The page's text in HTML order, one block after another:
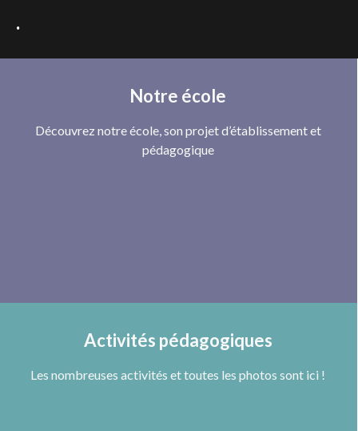
.
Notre école
Découvrez notre école, son projet d’établissement et
pédagogique
Activités pédagogiques
Les nombreuses activités et toutes les photos sont ici !